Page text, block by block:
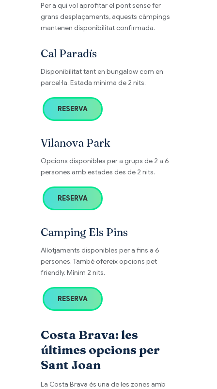
Per a qui vol aprofitar el pont sense fer
grans desplaçaments, aquests càmpings
mantenen disponibilitat confirmada.
Cal Paradís
Disponibilitat tant en bungalow com en
parcel·la. Estada mínima de 2 nits.
RESERVA
Vilanova Park
Opcions disponibles per a grups de 2 a 6
persones amb estades des de 2 nits.
RESERVA
Camping Els Pins
Allotjaments disponibles per a fins a 6
persones. També ofereix opcions pet
friendly. Mínim 2 nits.
RESERVA
Costa Brava: les
últimes opcions per
Sant Joan
La Costa Brava és una de les zones amb